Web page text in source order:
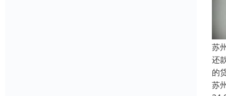
苏
还
的
苏